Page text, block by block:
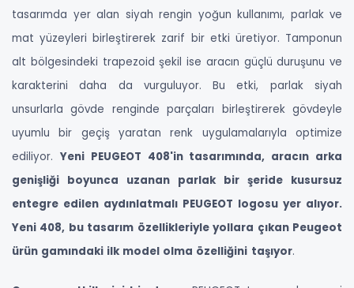
tasarımda yer alan siyah rengin yoğun kullanımı, parlak ve
mat yüzeyleri birleştirerek zarif bir etki üretiyor. Tamponun
alt bölgesindeki trapezoid şekil ise aracın güçlü duruşunu ve
karakterini daha da vurguluyor. Bu etki, parlak siyah
unsurlarla gövde renginde parçaları birleştirerek gövdeyle
uyumlu bir geçiş yaratan renk uygulamalarıyla optimize
ediliyor. Yeni PEUGEOT 408'in tasarımında, aracın arka
genişliği boyunca uzanan parlak bir şeride kusursuz
entegre edilen aydınlatmalı PEUGEOT logosu yer alıyor.
Yeni 408, bu tasarım özellikleriyle yollara çıkan Peugeot
ürün gamındaki ilk model olma özelliğini taşıyor.